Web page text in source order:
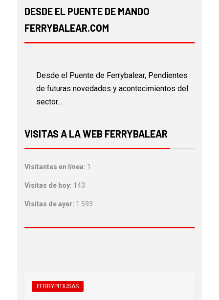
DESDE EL PUENTE DE MANDO
FERRYBALEAR.COM
Desde el Puente de Ferrybalear, Pendientes
de futuras novedades y acontecimientos del
sector...
VISITAS A LA WEB FERRYBALEAR
Visitantes en línea: 1
Visitas de hoy: 143
Visitas de ayer: 1.593
FERRYPITIUSAS